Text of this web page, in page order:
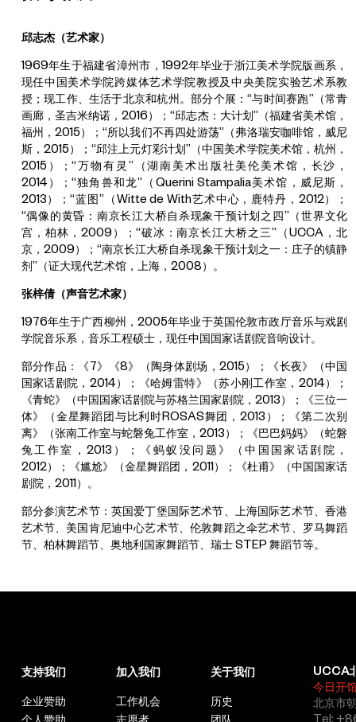
邱志杰（艺术家）
1969年生于福建省漳州市，1992年毕业于浙江美术学院版画系，
现任中国美术学院跨媒体艺术学院教授及中央美院实验艺术系教
授；现工作、生活于北京和杭州。部分个展：“与时间赛跑”（常青
画廊，圣吉米纳诺，2016）；“邱志杰：大计划”（福建省美术馆，
福州，2015）；“所以我们不再四处游荡”（弗洛瑞安咖啡馆，威尼
斯，2015）；“邱注上元灯彩计划”（中国美术学院美术馆，杭州，
2015）；“万物有灵”（湖南美术出版社美伦美术馆，长沙，
2014）；“独角兽和龙”（Querini Stampalia美术馆，威尼斯，
2013）；“蓝图”（Witte de With艺术中心，鹿特丹，2012）；
“偶像的黄昏：南京长江大桥自杀现象干预计划之四”（世界文化
宫，柏林，2009）；“破冰：南京长江大桥之三”（UCCA，北
京，2009）；“南京长江大桥自杀现象干预计划之一：庄子的镇静
剂”（证大现代艺术馆，上海，2008）。
张梓倩（声音艺术家）
1976年生于广西柳州，2005年毕业于英国伦敦市政厅音乐与戏剧
学院音乐系，音乐工程硕士，现任中国国家话剧院音响设计。
部分作品：《7》《8》（陶身体剧场，2015）；《长夜》（中国
国家话剧院，2014）；《哈姆雷特》（苏小刚工作室，2014）；
《青蛇》（中国国家话剧院与苏格兰国家剧院，2013）；《三位一
体》（金星舞蹈团与比利时ROSAS舞团，2013）；《第二次别
离》（张南工作室与蛇磐兔工作室，2013）；《巴巴妈妈》（蛇磐
兔工作室，2013）；《蚂蚁没问题》（中国国家话剧院，
2012）；《尴尬》（金星舞蹈团，2011）；《杜甫》（中国国家话
剧院，2011）。
部分参演艺术节：英国爱丁堡国际艺术节、上海国际艺术节、香港
艺术节、美国肯尼迪中心艺术节、伦敦舞蹈之伞艺术节、罗马舞蹈
节、柏林舞蹈节、奥地利国家舞蹈节、瑞士 STEP 舞蹈节等。
支持我们
企业赞助
个人赞助
加入我们
工作机会
志愿者
关于我们
历史
团队
UCCA
今日开
北京市
Tel: